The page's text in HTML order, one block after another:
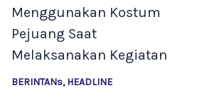
Menggunakan Kostum
Pejuang Saat
Melaksanakan Kegiatan
BERINTANs,HEADLINE